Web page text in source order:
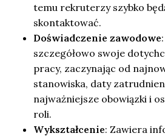
temu rekruterzy szybko
skontaktować.
Doświadczenie zawodowe
szczegółowo swoje
pracy, zaczynając od
stanowiska, daty
najważniejsze obowiązki i
roli.
Wykształcenie: Zawiera